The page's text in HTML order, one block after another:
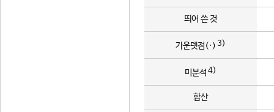
띄어 쓴 것
가운뎃점(·) 3)
미분석 4)
합산